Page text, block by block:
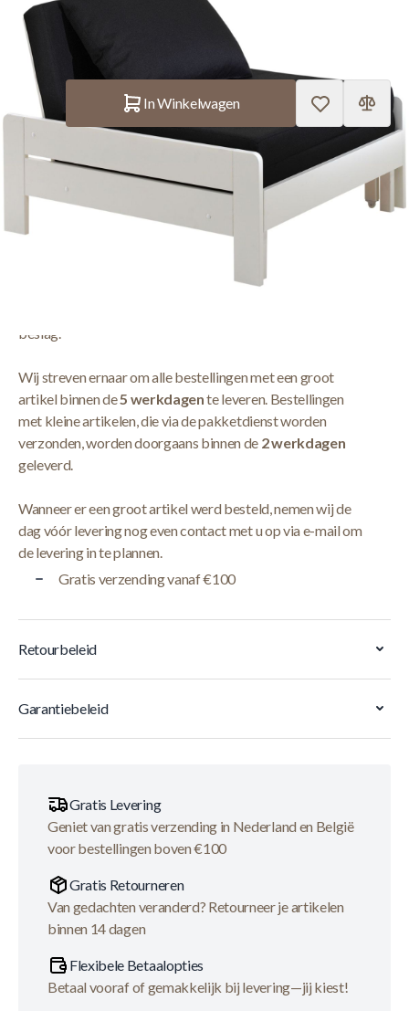
SKU: VP.PIOLBE14 manufacturer:
€ 479.–
Aantal
In Winkelwagen
Zetelbed Aliks - WitMeer Lezen
beslag.
Wij streven ernaar om alle bestellingen met een groot
artikel binnen de5 werkdagente leveren. Bestellingen
met kleine artikelen, die via de pakketdienst worden
verzonden, worden doorgaans binnen de 2 werkdagen
geleverd.
Wanneer er een groot artikel werd besteld, nemen wij de
dag vóór levering nog even contact met u op via e-mail om
de levering in te plannen.
Gratis verzending vanaf €100
Retourbeleid
Garantiebeleid
Gratis Levering
Geniet van gratis verzending in Nederland en België
voor bestellingen boven €100
Gratis Retourneren
Van gedachten veranderd? Retourneer je artikelen
binnen 14 dagen
Flexibele Betaalopties
Betaal vooraf of gemakkelijk bij levering—jij kiest!